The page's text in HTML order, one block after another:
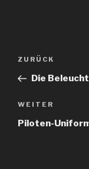
Vorheriger
Beitrag
ZURÜCK
Die
Nächster
Beitrag
WEITER
Piloten-